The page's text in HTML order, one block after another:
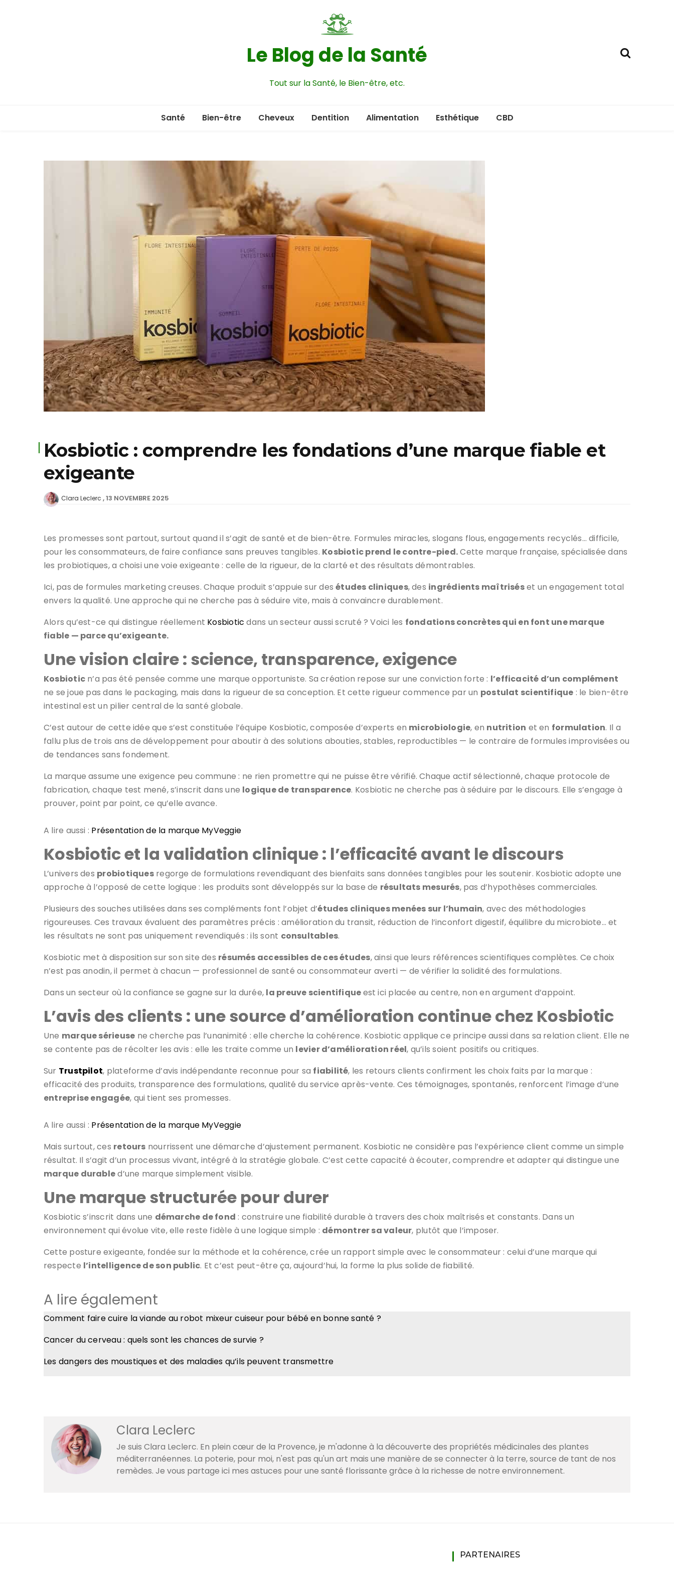
Le Blog de la Santé
Tout sur la Santé, le Bien-être, etc.
Santé Bien-être Cheveux Dentition Alimentation Esthétique CBD
Kosbiotic : comprendre les fondations d’une marque fiable et
exigeante
Clara Leclerc 13 NOVEMBRE 2025
Les promesses sont partout, surtout quand il s’agit de santé et de bien-être. Formules miracles, slogans flous, engagements recyclés… difficile,
pour les consommateurs, de faire confiance sans preuves tangibles. Kosbiotic prend le contre-pied.Cette marque française, spécialisée dans
les probiotiques, a choisi une voie exigeante : celle de la rigueur, de la clarté et des résultats démontrables.
Ici, pas de formules marketing creuses. Chaque produit s’appuie sur desétudes cliniques, des ingrédients maîtriséset un engagement total
envers la qualité. Une approche qui ne cherche pas à séduire vite, mais à convaincre durablement.
Alors qu’est-ce qui distingue réellement Kosbiotic dans un secteur aussi scruté ? Voici les fondations concrètes qui en font une marque
fiable — parce qu’exigeante.
Une vision claire : science, transparence, exigence
Kosbiotic n’a pas été pensée comme une marque opportuniste. Sa création repose sur une conviction forte : l’efficacité d’un complément
ne se joue pas dans le packaging, mais dans la rigueur de sa conception. Et cette rigueur commence par un postulat scientifique : le bien-être
intestinal est un pilier central de la santé globale.
C’est autour de cette idée que s’est constituée l’équipe Kosbiotic, composée d’experts en microbiologie, en nutrition et en formulation. Il a
fallu plus de trois ans de développement pour aboutir à des solutions abouties, stables, reproductibles — le contraire de formules improvisées ou
de tendances sans fondement.
La marque assume une exigence peu commune : ne rien promettre qui ne puisse être vérifié. Chaque actif sélectionné, chaque protocole de
fabrication, chaque test mené, s’inscrit dans une logique de transparence. Kosbiotic ne cherche pas à séduire par le discours. Elle s’engage à
prouver, point par point, ce qu’elle avance.
A lire aussi : Présentation de la marque MyVeggie
Kosbiotic et la validation clinique : l’efficacité avant le discours
L’univers des probiotiquesregorge de formulations revendiquant des bienfaits sans données tangibles pour les soutenir. Kosbiotic adopte une
approche à l’opposé de cette logique : les produits sont développés sur la base de résultats mesurés, pas d’hypothèses commerciales.
Plusieurs des souches utilisées dans ses compléments font l’objet d’études cliniques menées sur l’humain, avec des méthodologies
rigoureuses. Ces travaux évaluent des paramètres précis : amélioration du transit, réduction de l’inconfort digestif, équilibre du microbiote… et
les résultats ne sont pas uniquement revendiqués : ils sont consultables.
Kosbiotic met à disposition sur son site des résumés accessibles de ces études, ainsi que leurs références scientifiques complètes. Ce choix
n’est pas anodin, il permet à chacun — professionnel de santé ou consommateur averti — de vérifier la solidité des formulations.
Dans un secteur où la confiance se gagne sur la durée, la preuve scientifiqueest ici placée au centre, non en argument d’appoint.
L’avis des clients : une source d’amélioration continue chez Kosbiotic
Une marque sérieuse ne cherche pas l’unanimité : elle cherche la cohérence. Kosbiotic applique ce principe aussi dans sa relation client. Elle ne
se contente pas de récolter les avis : elle les traite comme un levier d’amélioration réel, qu’ils soient positifs ou critiques.
Sur Trustpilot, plateforme d’avis indépendante reconnue pour sa fiabilité, les retours clients confirment les choix faits par la marque :
efficacité des produits, transparence des formulations, qualité du service après-vente. Ces témoignages, spontanés, renforcent l’image d’une
entreprise engagée, qui tient ses promesses.
A lire aussi : Présentation de la marque MyVeggie
Mais surtout, ces retours nourrissent une démarche d’ajustement permanent. Kosbiotic ne considère pas l’expérience client comme un simple
résultat. Il s’agit d’un processus vivant, intégré à la stratégie globale. C’est cette capacité à écouter, comprendre et adapter qui distingue une
marque durabled’une marque simplement visible.
Une marque structurée pour durer
Kosbiotic s’inscrit dans une démarche de fond : construire une fiabilité durable à travers des choix maîtrisés et constants. Dans un
environnement qui évolue vite, elle reste fidèle à une logique simple : démontrer sa valeur, plutôt que l’imposer.
Cette posture exigeante, fondée sur la méthode et la cohérence, crée un rapport simple avec le consommateur : celui d’une marque qui
respecte l’intelligence de son public. Et c’est peut-être ça, aujourd’hui, la forme la plus solide de fiabilité.
A lire également
Comment faire cuire la viande au robot mixeur cuiseur pour bébé en bonne santé ?
Cancer du cerveau : quels sont les chances de survie ?
Les dangers des moustiques et des maladies qu’ils peuvent transmettre
Clara Leclerc
Je suis Clara Leclerc. En plein cœur de la Provence, je m'adonne à la découverte des propriétés médicinales des plantes
méditerranéennes. La poterie, pour moi, n'est pas qu'un art mais une manière de se connecter à la terre, source de tant de nos
remèdes. Je vous partage ici mes astuces pour une santé florissante grâce à la richesse de notre environnement.
PARTENAIRES